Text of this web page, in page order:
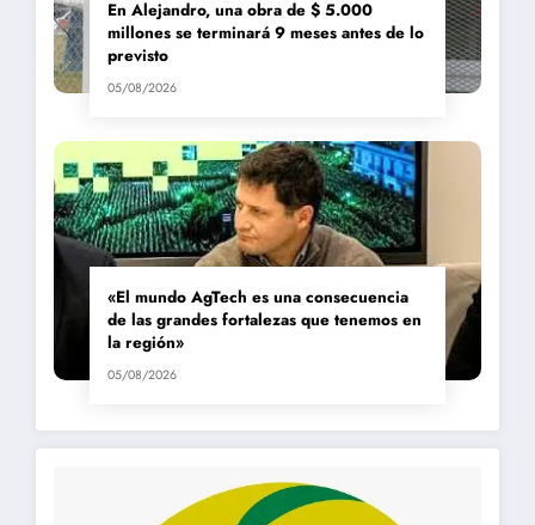
En Alejandro, una obra de $ 5.000
millones se terminará 9 meses antes de lo
previsto
05/08/2026
«El mundo AgTech es una consecuencia
de las grandes fortalezas que tenemos en
la región»
05/08/2026